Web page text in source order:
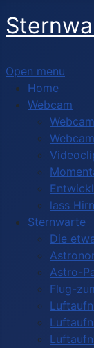
Open menu
Home
Webcam
lass
Sternwarte
Die
Astro-
Flug-